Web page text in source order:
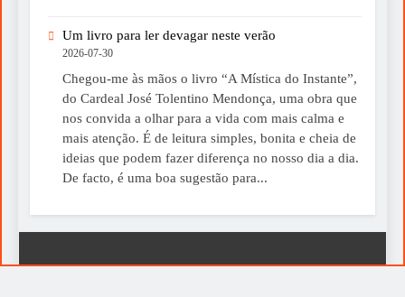
Um livro para ler devagar neste verão
2026-07-30
Chegou-me às mãos o livro “A Mística do Instante”,
do Cardeal José Tolentino Mendonça, uma obra que
nos convida a olhar para a vida com mais calma e
mais atenção. É de leitura simples, bonita e cheia de
ideias que podem fazer diferença no nosso dia a dia.
De facto, é uma boa sugestão para...